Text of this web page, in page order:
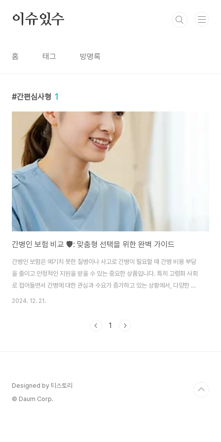
이슈있수
홈 태그 방명록
간편심사형 1
간병인 보험 비교 🛡️: 맞춤형 선택을 위한 완벽 가이드
간병인 보험은 예기치 못한 질병이나 사고로 간병이 필요할 때 간병 비용 부담
을 줄이고 안정적인 지원을 받을 수 있는 중요한 상품입니다. 특히 고령화 사회
로 접어들면서 간병에 대한 관심과 수요가 증가하고 있는 상황에서, 다양한 간
병인 보험 상품을 비교하고 자신에게 맞는 보험을 선택하는 것이 필수적입니
해야 할 사항들을 정리해 드립니다.간병인 보험이란?간병인 보험은 간병 비용
2024. 12. 21.
1
Designed by 티스토리
© Daum Corp.